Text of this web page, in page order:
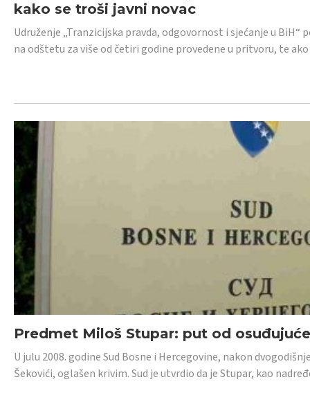
kako se troši javni novac
Udruženje „Tranzicijska pravda, odgovornost i sjećanje u
na odštetu za više od četiri godine provedene u pritvoru, te
Predmet Miloš Stupar: put od
U julu 2008. godine Sud Bosne i Hercegovine, nakon
Šekovići, oglašen krivim. Sud je utvrdio da je Stupar, kao